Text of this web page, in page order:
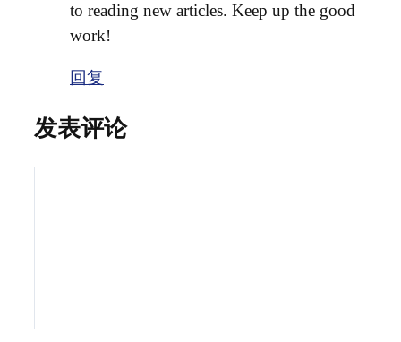
to reading new articles. Keep up the good
work!
回复
发表评论